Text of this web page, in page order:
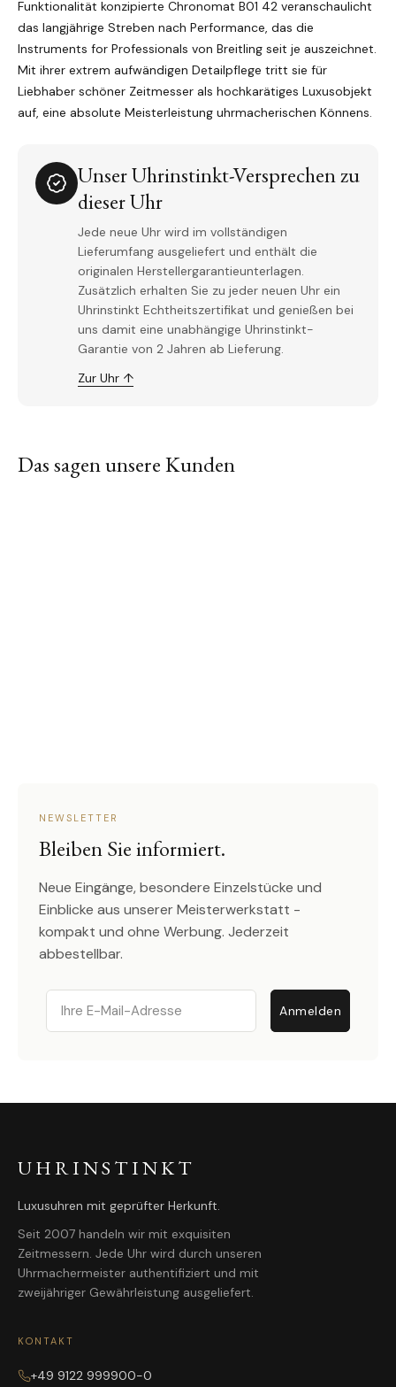
Funktionalität konzipierte Chronomat B01 42 veranschaulicht
das langjährige Streben nach Performance, das die
Instruments for Professionals von Breitling seit je auszeichnet.
Mit ihrer extrem aufwändigen Detailpflege tritt sie für
Liebhaber schöner Zeitmesser als hochkarätiges Luxusobjekt
auf, eine absolute Meisterleistung uhrmacherischen Könnens.
Unser Uhrinstinkt-Versprechen zu
dieser Uhr
Jede neue Uhr wird im vollständigen
Lieferumfang ausgeliefert und enthält die
originalen Herstellergarantieunterlagen.
Zusätzlich erhalten Sie zu jeder neuen Uhr ein
Uhrinstinkt Echtheitszertifikat und genießen bei
uns damit eine unabhängige Uhrinstinkt-
Garantie von 2 Jahren ab Lieferung.
Zur Uhr ↑
Das sagen unsere Kunden
NEWSLETTER
Bleiben Sie informiert.
Neue Eingänge, besondere Einzelstücke und
Einblicke aus unserer Meisterwerkstatt -
kompakt und ohne Werbung. Jederzeit
abbestellbar.
Email
Anmelden
UHRINSTINKT
Luxusuhren mit geprüfter Herkunft.
Seit 2007 handeln wir mit exquisiten
Zeitmessern. Jede Uhr wird durch unseren
Uhrmachermeister authentifiziert und mit
zweijähriger Gewährleistung ausgeliefert.
KONTAKT
+49 9122 999900-0